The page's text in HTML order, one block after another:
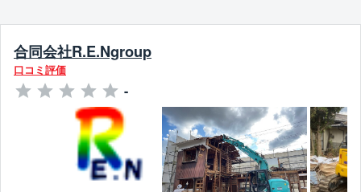
合同会社R.E.Ngroup
口コミ評価
-